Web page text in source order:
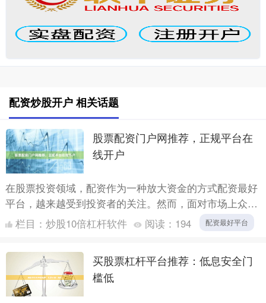
配资炒股开户 相关话题
股票配资门户网推荐，正规平台在
线开户
在股票投资领域，配资作为一种放大资金的方式配资最好
平台，越来越受到投资者的关注。然而，面对市场上众多
的配资平台，如何选择正规、安全的平台成为投资者面临
的首要问题....
栏目： 炒股10倍杠杆软件 阅读： 194 配资最好平台
买股票杠杆平台推荐：低息安全门
槛低